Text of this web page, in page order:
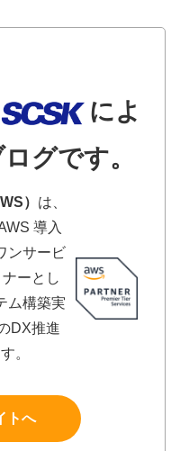
によ
グです。
） は、
導入
ンサービ
ーとし
ム構築実
DX推進
。
トへ